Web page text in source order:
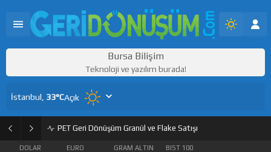
PET Geri Dönüşüm Granül ve Flake Satışı
DOLAR EURO GRAM ALTIN BIST 100
Bursa Bilişim
Teknoloji ve yazılım burada!
İstanbul, 33°CAçık